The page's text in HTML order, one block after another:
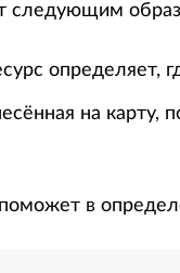
следующим
определяет,
на карту,
в